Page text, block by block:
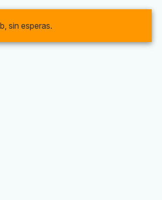
sin esperas.